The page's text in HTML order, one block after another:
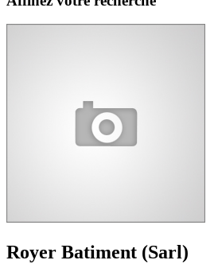
Royer Batiment (Sarl)